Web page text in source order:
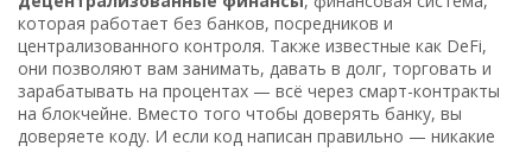
которая работает без банков, посредников и
централизованного контроля. Также известные как DeFi,
они позволяют вам занимать, давать в долг, торговать и
зарабатывать на процентах — всё через смарт-контракты
на блокчейне. Вместо того чтобы доверять банку, вы
доверяете коду. И если код написан правильно — никакие